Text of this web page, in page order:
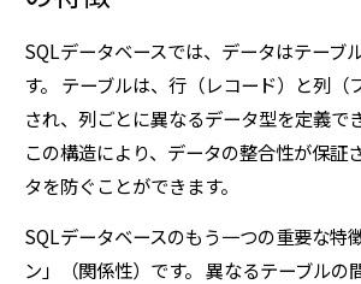
SQLデータベースでは、データはテーブ
す。 テーブルは、行（レコード）と列（
され、列ごとに異なるデータ型を定義で
この構造により、データの整合性が保証
タを防ぐことができます。
SQLデータベースのもう一つの重要な特
ン」（関係性）です。 異なるテーブルの